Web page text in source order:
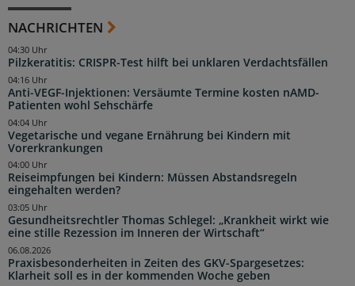
NACHRICHTEN
Pilzkeratitis: CRISPR-Test hilft bei unklaren Verdachtsfällen
04:30 Uhr
Anti-VEGF-Injektionen: Versäumte Termine kosten nAMD-
Patienten wohl Sehschärfe
04:16 Uhr
Vegetarische und vegane Ernährung bei Kindern mit
Vorerkrankungen
04:04 Uhr
Reiseimpfungen bei Kindern: Müssen Abstandsregeln
eingehalten werden?
04:00 Uhr
Gesundheitsrechtler Thomas Schlegel: „Krankheit wirkt wie
eine stille Rezession im Inneren der Wirtschaft“
03:05 Uhr
Praxisbesonderheiten in Zeiten des GKV-Spargesetzes:
Klarheit soll es in der kommenden Woche geben
06.08.2026